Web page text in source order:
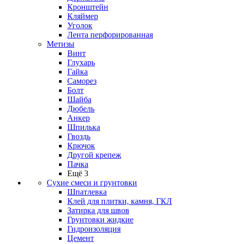
Кронштейн
Кляймер
Уголок
Лента перфорированная
Метизы
Винт
Глухарь
Гайка
Саморез
Болт
Шайба
Дюбель
Анкер
Шпилька
Гвоздь
Крючок
Другой крепеж
Пачка
Ещё 3
Сухие смеси и грунтовки
Шпатлевка
Клей для плитки, камня, ГКЛ
Затирка для швов
Грунтовки жидкие
Гидроизоляция
Цемент